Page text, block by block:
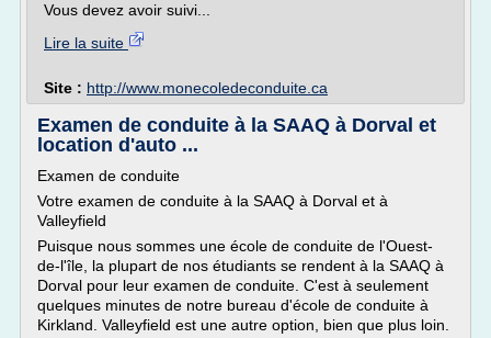
Vous devez avoir suivi...
Lire la suite
Site : http://www.monecoledeconduite.ca
Examen de conduite à la SAAQ à Dorval et
location d'auto ...
Examen de conduite
Votre examen de conduite à la SAAQ à Dorval et à
Valleyfield
Puisque nous sommes une école de conduite de l'Ouest-
de-l'île, la plupart de nos étudiants se rendent à la SAAQ à
Dorval pour leur examen de conduite. C'est à seulement
quelques minutes de notre bureau d'école de conduite à
Kirkland. Valleyfield est une autre option, bien que plus loin.